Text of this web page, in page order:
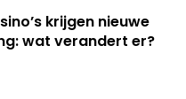
krijgen nieuwe
wat verandert er?